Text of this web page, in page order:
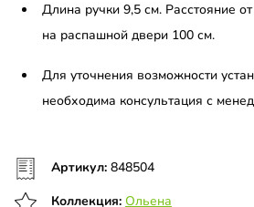
Длина ручки 9,5 см. Расстояние
на распашной двери 100 см.
Для уточнения возможности
необходима консультация с
Артикул: 848504
Коллекция: Ольена